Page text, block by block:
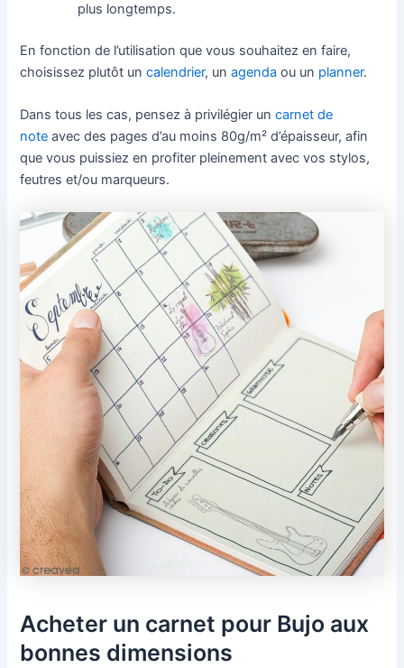
plus longtemps.
En fonction de l’utilisation que vous souhaitez en faire,
choisissez plutôt uncalendrier, unagenda ou un planner.
Dans tous les cas, pensez à privilégier uncarnet de
note avec des pages d’au moins 80g/m² d’épaisseur, afin
que vous puissiez en profiter pleinement avec vos stylos,
feutres et/ou marqueurs.
Acheter un carnet pour Bujo aux
bonnes dimensions